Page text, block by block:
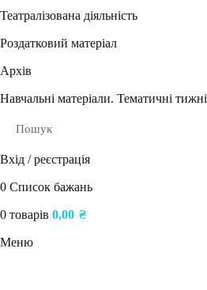
Театралізована діяльність
Роздатковий матеріал
Архів
Навчальні матеріали. Тематичні тижні
Пошук
Вхід / реєстрація
0 Список бажань
0 товарів 0,00 ₴
Меню